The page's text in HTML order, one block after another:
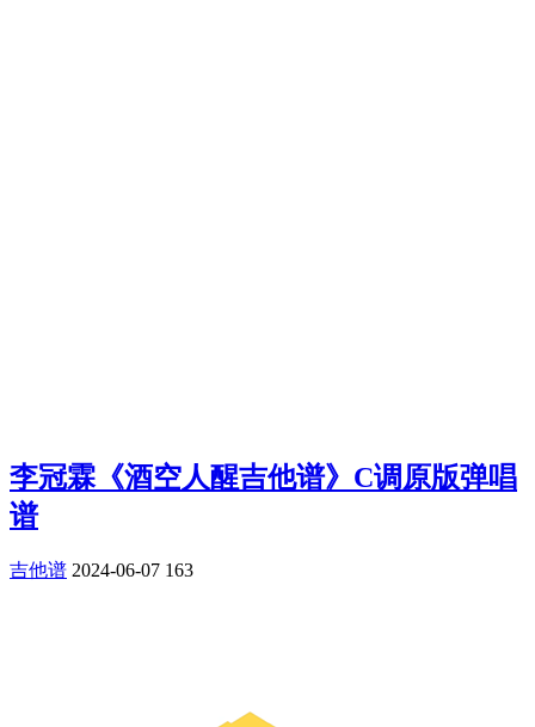
李冠霖《酒空人醒吉他谱》C调原版弹唱
谱
吉他谱 2024-06-07 163